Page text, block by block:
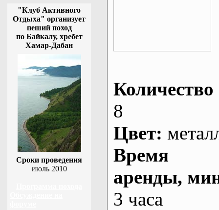
"Клуб Активного
Отдыха" организует
пеший поход
по Байкалу, хребет
Хамар-Дабан
Сроки проведения
июль 2010
Количество
8
Цвет:
Время
аренды,
3 часа